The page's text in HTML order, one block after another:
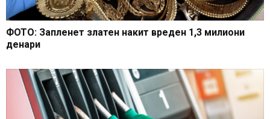
ФОТО: Запленет златен накит вреден 1,3 милиони
денари